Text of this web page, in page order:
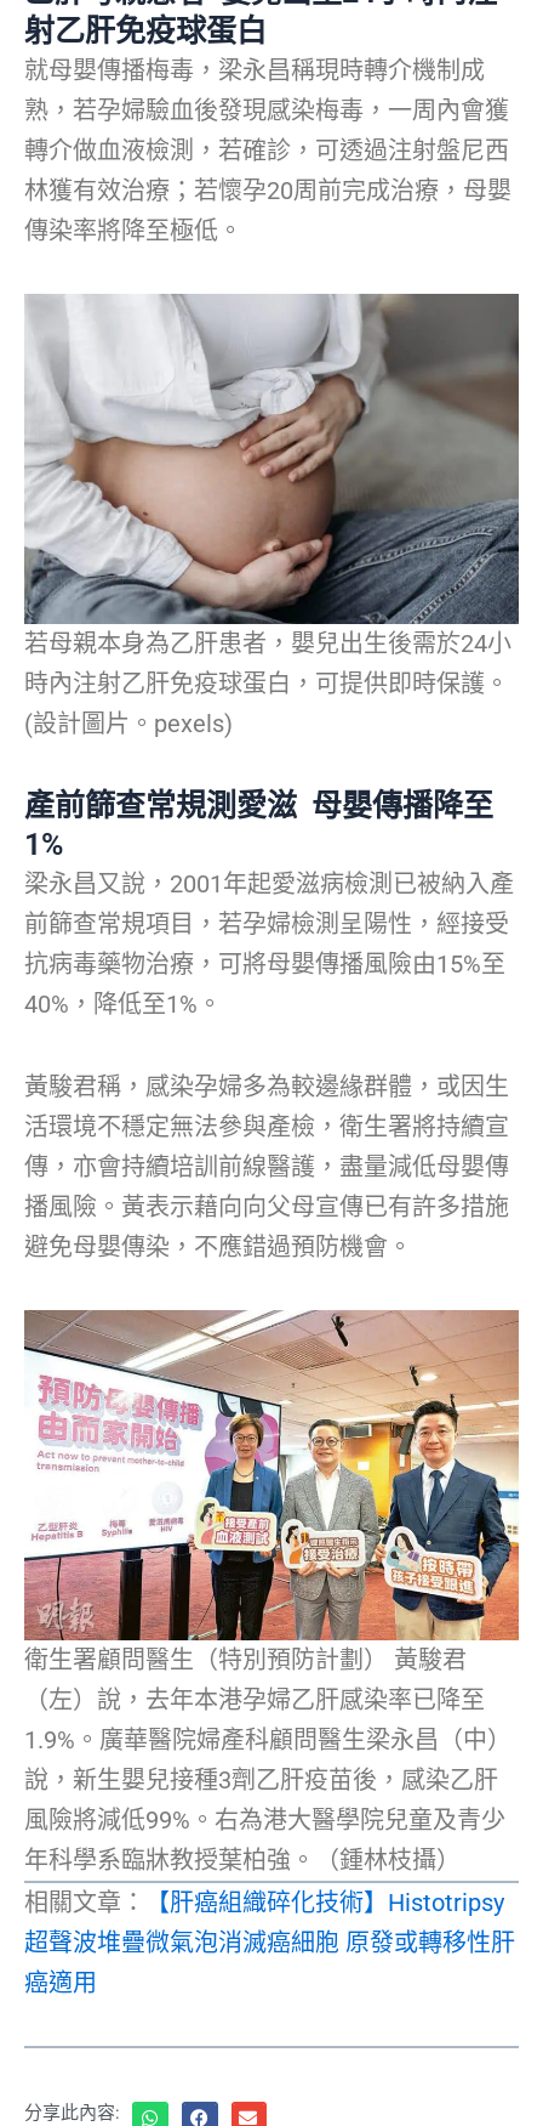
射乙肝免疫球蛋白
就母嬰傳播梅毒，梁永昌稱現時轉介機制成
熟，若孕婦驗血後發現感染梅毒，一周內會獲
轉介做血液檢測，若確診，可透過注射盤尼西
林獲有效治療；若懷孕20周前完成治療，母嬰
傳染率將降至極低。
若母親本身為乙肝患者，嬰兒出生後需於24小
時內注射乙肝免疫球蛋白，可提供即時保護。
(設計圖片。pexels)
產前篩查常規測愛滋 母嬰傳播降至
1%
梁永昌又說，2001年起愛滋病檢測已被納入產
前篩查常規項目，若孕婦檢測呈陽性，經接受
抗病毒藥物治療，可將母嬰傳播風險由15%至
40%，降低至1%。
黃駿君稱，感染孕婦多為較邊緣群體，或因生
活環境不穩定無法參與產檢，衛生署將持續宣
傳，亦會持續培訓前線醫護，盡量減低母嬰傳
播風險。黃表示藉向向父母宣傳已有許多措施
避免母嬰傳染，不應錯過預防機會。
衛生署顧問醫生（特別預防計劃） 黃駿君
（左）說，去年本港孕婦乙肝感染率已降至
1.9%。廣華醫院婦產科顧問醫生梁永昌（中）
說，新生嬰兒接種3劑乙肝疫苗後，感染乙肝
風險將減低99%。右為港大醫學院兒童及青少
年科學系臨牀教授葉柏強。（鍾林枝攝）
相關文章：
【肝癌組織碎化技術】Histotripsy
超聲波堆疊微氣泡消滅癌細胞 原發或轉移性肝
癌適用
分享此內容: